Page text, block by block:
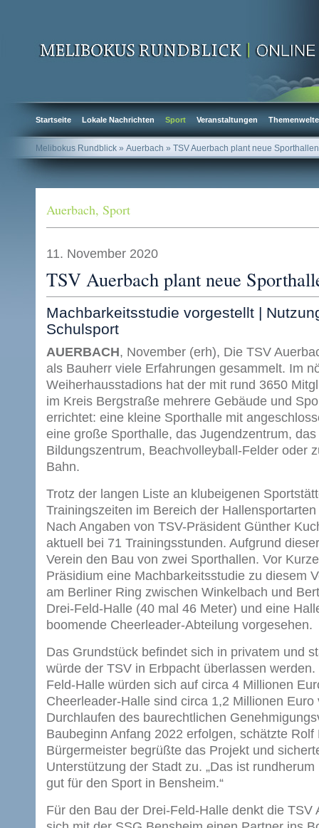
Startseite Lokale Nachrichten Sport Veranstaltungen
Melibokus Rundblick » Auerbach » TSV Auerbach plant neue Sporthallen
Auerbach, Sport
11. November 2020
TSV Auerbach plant neue
Machbarkeitsstudie vorgestellt |
Schulsport
AUERBACH, November (erh), Die TSV
als Bauherr viele Erfahrungen gesammelt. Im
Weiherhausstadions hat der mit rund 3650
im Kreis Bergstraße mehrere Gebäude und
errichtet: eine kleine Sporthalle mit
eine große Sporthalle, das Jugendzentrum,
Bildungszentrum, Beachvolleyball-Felder oder
Bahn.
Trotz der langen Liste an klubeigenen
Trainingszeiten im Bereich der
Nach Angaben von TSV-Präsident Günther
aktuell bei 71 Trainingsstunden. Aufgrund
Verein den Bau von zwei Sporthallen. Vor
Präsidium eine Machbarkeitsstudie zu diesem
am Berliner Ring zwischen Winkelbach und
Drei-Feld-Halle (40 mal 46 Meter) und eine
boomende Cheerleader-Abteilung vorgesehen.
Das Grundstück befindet sich in privatem und
würde der TSV in Erbpacht überlassen
Feld-Halle würden sich auf circa 4 Millionen
Cheerleader-Halle sind circa 1,2 Millionen
Durchlaufen des baurechtlichen
Baubeginn Anfang 2022 erfolgen, schätzte
Bürgermeister begrüßte das Projekt und
Unterstützung der Stadt zu. „Das ist
gut für den Sport in Bensheim.“
Für den Bau der Drei-Feld-Halle denkt die TSV